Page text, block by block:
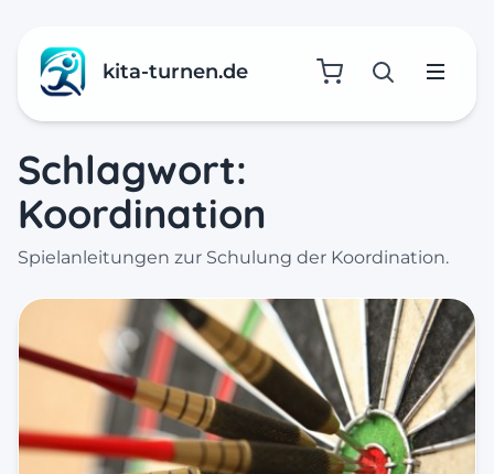
kita-turnen.de SucheMenü
Schlagwort:
Koordination
Spielanleitungen zur Schulung der Koordination.